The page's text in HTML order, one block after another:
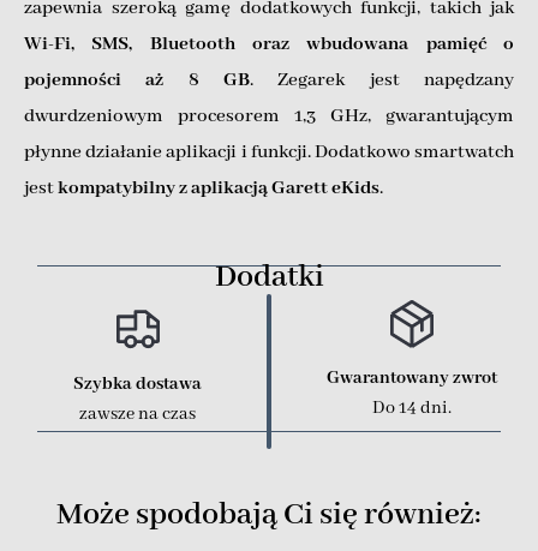
zapewnia szeroką gamę dodatkowych funkcji, takich jak
Wi-Fi, SMS, Bluetooth oraz wbudowana pamięć o
pojemności aż 8 GB. Zegarek jest napędzany
dwurdzeniowym procesorem 1,3 GHz, gwarantującym
płynne działanie aplikacji i funkcji. Dodatkowo smartwatch
jestkompatybilny z aplikacją Garett eKids.
Dodatki
Szybka dostawa
zawsze na czas
Gwarantowany zwrot
Do 14 dni.
Może spodobają Ci się również: